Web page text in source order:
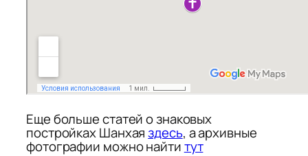
Еще больше статей о знаковых
постройках Шанхаяздесь, а архивные
фотографии можно найтитут